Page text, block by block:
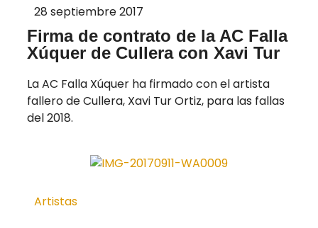
28 septiembre 2017
Firma de contrato de la AC Falla
Xúquer de Cullera con Xavi Tur
La AC Falla Xúquer ha firmado con el artista
fallero de Cullera, Xavi Tur Ortiz, para las fallas
del 2018.
Artistas